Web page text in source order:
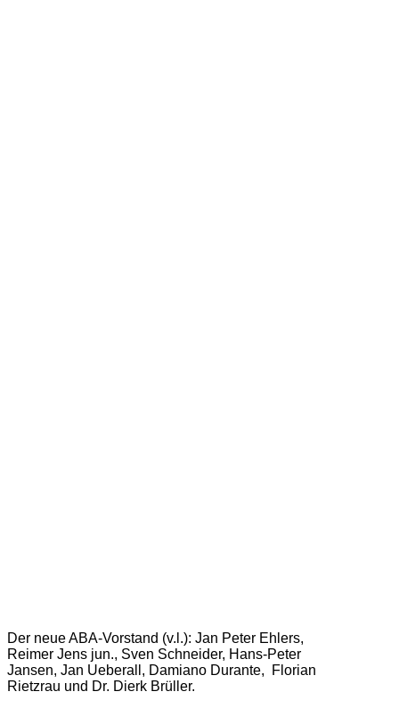
Der neue ABA-Vorstand (v.l.): Jan Peter Ehlers,
Reimer Jens jun., Sven Schneider, Hans-Peter
Jansen, Jan Ueberall, Damiano Durante, Florian
Rietzrau und Dr. Dierk Brüller.